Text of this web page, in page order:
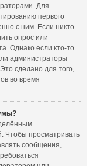
Для
первого
с ним. Если никто
опрос или
Однако если кто-то
администраторы
сделано для того,
во время
Чтобы просматривать
сообщения,